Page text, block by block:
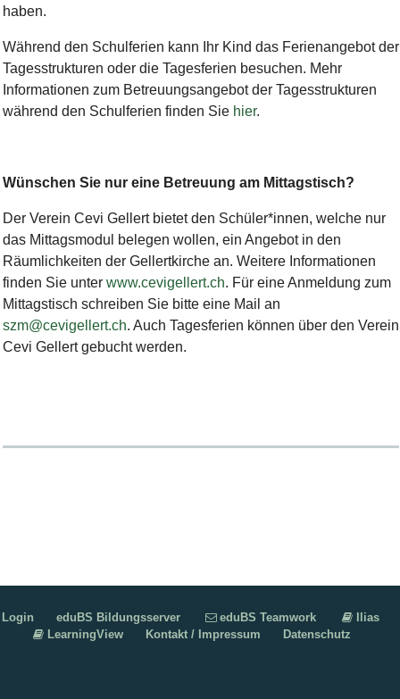
haben.
Während den Schulferien kann Ihr Kind das Ferienangebot der
Tagesstrukturen oder die Tagesferien besuchen. Mehr
Informationen zum Betreuungsangebot der Tagesstrukturen
während den Schulferien finden Sie hier.
Wünschen Sie nur eine Betreuung am Mittagstisch?
Der Verein Cevi Gellert bietet den Schüler*innen, welche nur
das Mittagsmodul belegen wollen, ein Angebot in den
Räumlichkeiten der Gellertkirche an. Weitere Informationen
finden Sie unter www.cevigellert.ch. Für eine Anmeldung zum
Mittagstisch schreiben Sie bitte eine Mail an
szm@cevigellert.ch. Auch Tagesferien können über den Verein
Cevi Gellert gebucht werden.
Login eduBS Bildungsserver eduBS Teamwork
Ilias
LearningView
Kontakt / Impressum Datenschutz